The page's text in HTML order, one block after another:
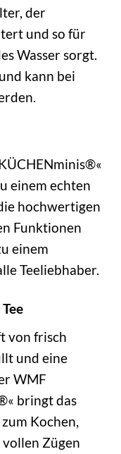
der
und so für
Wasser sorgt.
kann bei
einem echten
hochwertigen
Funktionen
einem
Teeliebhaber.
von frisch
und eine
WMF
bringt das
Kochen,
vollen Zügen